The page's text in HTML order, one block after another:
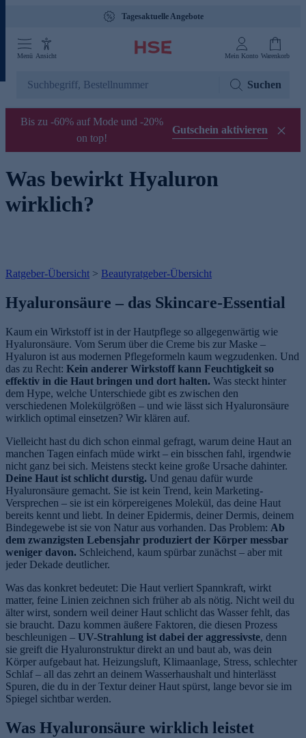
Tagesaktuelle Angebote
Menü Ansicht Mein Konto Warenkorb
Suchen
Bis zu -60% auf Mode und -20%
on top!
Gutschein aktivieren
Was bewirkt Hyaluron
wirklich?
Ratgeber-Übersicht > Beautyratgeber-Übersicht
Hyaluronsäure – das Skincare-Essential
Kaum ein Wirkstoff ist in der Hautpflege so allgegenwärtig wie
Hyaluronsäure. Vom Serum über die Creme bis zur Maske –
Hyaluron ist aus modernen Pflegeformeln kaum wegzudenken. Und
das zu Recht: Kein anderer Wirkstoff kann Feuchtigkeit so
effektiv in die Haut bringen und dort halten. Was steckt hinter
dem Hype, welche Unterschiede gibt es zwischen den
verschiedenen Molekülgrößen – und wie lässt sich Hyaluronsäure
wirklich optimal einsetzen? Wir klären auf.
Vielleicht hast du dich schon einmal gefragt, warum deine Haut an
manchen Tagen einfach müde wirkt – ein bisschen fahl, irgendwie
nicht ganz bei sich. Meistens steckt keine große Ursache dahinter.
Deine Haut ist schlicht durstig. Und genau dafür wurde
Hyaluronsäure gemacht. Sie ist kein Trend, kein Marketing-
Versprechen – sie ist ein körpereigenes Molekül, das deine Haut
bereits kennt und liebt. In deiner Epidermis, deiner Dermis, deinem
Bindegewebe ist sie von Natur aus vorhanden. Das Problem: Ab
dem zwanzigsten Lebensjahr produziert der Körper messbar
weniger davon. Schleichend, kaum spürbar zunächst – aber mit
jeder Dekade deutlicher.
Was das konkret bedeutet: Die Haut verliert Spannkraft, wirkt
matter, feine Linien zeichnen sich früher ab als nötig. Nicht weil du
älter wirst, sondern weil deiner Haut schlicht das Wasser fehlt, das
sie braucht. Dazu kommen äußere Faktoren, die diesen Prozess
beschleunigen – UV-Strahlung ist dabei der aggressivste, denn
sie greift die Hyaluronstruktur direkt an und baut ab, was dein
Körper aufgebaut hat. Heizungsluft, Klimaanlage, Stress, schlechter
Schlaf – all das zehrt an deinem Wasserhaushalt und hinterlässt
Spuren, die du in der Textur deiner Haut spürst, lange bevor sie im
Spiegel sichtbar werden.
Was Hyaluronsäure wirklich leistet